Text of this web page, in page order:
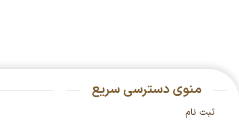
منوی دسترسی سریع
ثبت نام